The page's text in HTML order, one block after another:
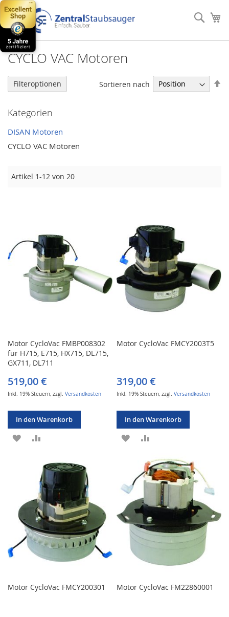
Direkt
zum
Inhalt
CYCLO VAC Motoren
Artikel 1-12 von 20
Sortieren nach
Motor CycloVac FMBP008302
für H715, E715, HX715, DL715,
GX711, DL711
519,00 €
Inkl. 19% Steuern, zzgl. Versandkosten
In den Warenkorb
ZUR
HINZUFÜGEN
HINZUFÜGEN
Motor CycloVac FMCY2003T5
319,00 €
Inkl. 19% Steuern,zzgl.Versandkosten
In den Warenkorb
ZUR
HINZUFÜGEN
HINZUFÜGEN
Motor CycloVac FMCY200301 Motor CycloVac FM22860001
Kategorien
DISAN Motoren
CYCLO VAC Motoren
Filteroptionen